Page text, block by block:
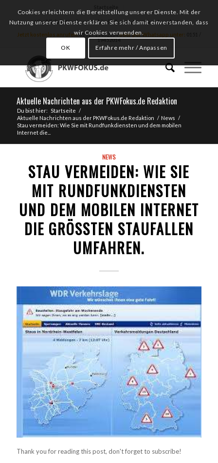
Hier klicken für ein unverbindliches Autoankauf Angebot
Jetzt kostenlos anrufen:0151 / 19452014oder per Whatsapp unter:
19452014
Aktuelle Nachrichten aus der PKWFokus.de Redaktion
Du bist hier: Startseite /
Aktuelle Nachrichten aus der PKWFokus.de Redaktion / News /
Stau vermeiden: Wie Sie mit Rundfunkdiensten und dem mobilen
Internet die...
NEWS
STAU VERMEIDEN: WIE SIE
MIT RUNDFUNKDIENSTEN
UND DEM MOBILEN INTERNET
DIE GRÖSSTEN STAUFALLEN U
MFAHREN.
Thank you for reading this post, don't forget to subscribe!
Cookies erleichtern die Bereitstellung unserer Dienste. Mit der
Nutzung unserer Dienste erklären Sie sich damit einverstanden, dass
wir Cookies verwenden.
OK Erfahre mehr / Anpassen